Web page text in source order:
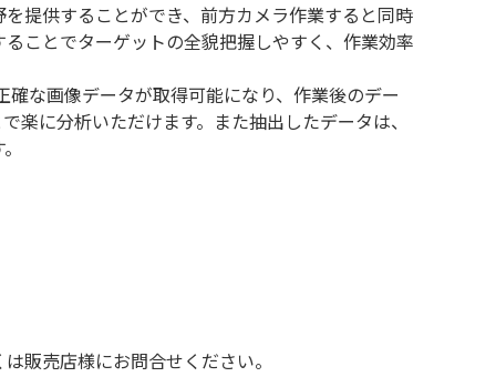
提供することができ、前方カメラ作業すると同時
ことでターゲットの全貌把握しやすく、作業効率
な画像データが取得可能になり、作業後のデー
に分析いただけます。また抽出したデータは、
販売店様にお問合せください。